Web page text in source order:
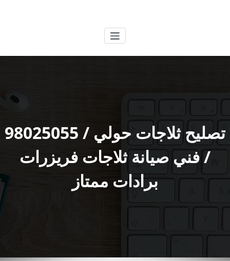
تصليح ثلاجات حولي / 98025055
/ فني صيانة ثلاجات فريزرات
برادات ممتاز